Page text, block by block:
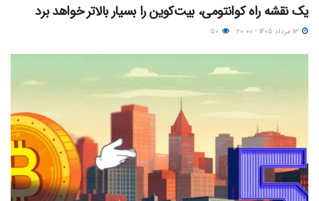
یک نقشه راه کوانتومی، بیت‌کوین را بسیار بالاتر خواهد برد